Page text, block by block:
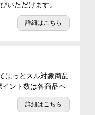
いただけます。
詳細はこちら
ぱっとスル対象商品
ント数は各商品ペ
詳細はこちら